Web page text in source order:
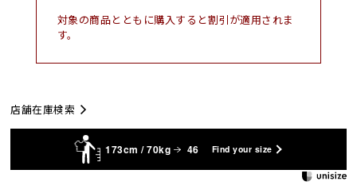
対象の商品とともに購入すると割引が適用されま
す。
店舗在庫検索
173cm / 70kg 46 Find your size